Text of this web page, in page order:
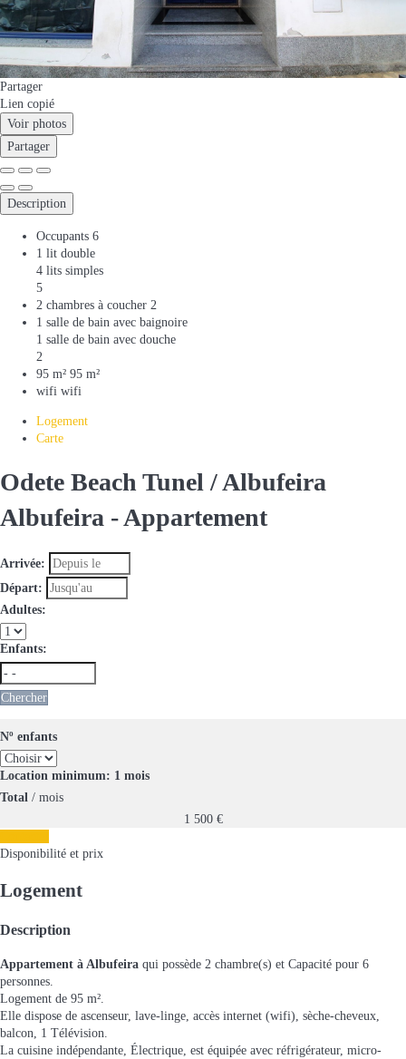
Partager
Lien copié
Voir photos
Partager
Description
Occupants 6
1 lit double
4 lits simples
5
2 chambres à coucher 2
1 salle de bain avec baignoire
1 salle de bain avec douche
2
95 m² 95 m²
wifi wifi
Logement
Carte
Odete Beach Tunel / Albufeira
Albufeira -Appartement
Arrivée:
Départ:
Adultes:
Enfants:
Chercher
Nº enfants
Location minimum: 1 mois
Total / mois
1 500€
Disponibilité et prix
Logement
Description
Appartement à Albufeira qui possède 2 chambre(s) et Capacité pour 6
personnes.
Logement de 95 m².
Elle dispose de ascenseur, lave-linge, accès internet (wifi), sèche-cheveux,
balcon, 1 Télévision.
La cuisine indépendante, Électrique, est équipée avec réfrigérateur, micro-